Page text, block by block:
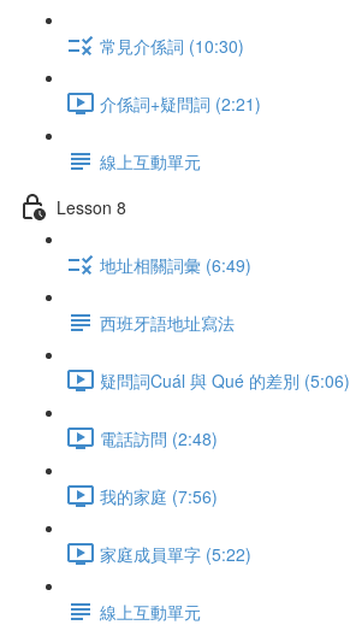
常見介係詞 (10:30)
介係詞+疑問詞 (2:21)
線上互動單元
Lesson 8
地址相關詞彙 (6:49)
西班牙語地址寫法
疑問詞Cuál 與 Qué 的差別 (5:06)
電話訪問 (2:48)
我的家庭 (7:56)
家庭成員單字 (5:22)
線上互動單元